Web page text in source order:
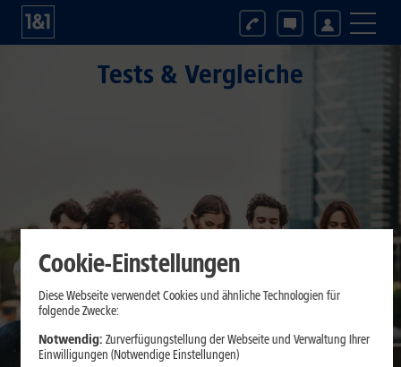
Tests & Vergleiche
Cookie-Einstellungen
Diese Webseite verwendet Cookies und ähnliche Technologien für
folgende Zwecke:
Notwendig: Zurverfügungstellung der Webseite und Verwaltung Ihrer
Einwilligungen (Notwendige Einstellungen)